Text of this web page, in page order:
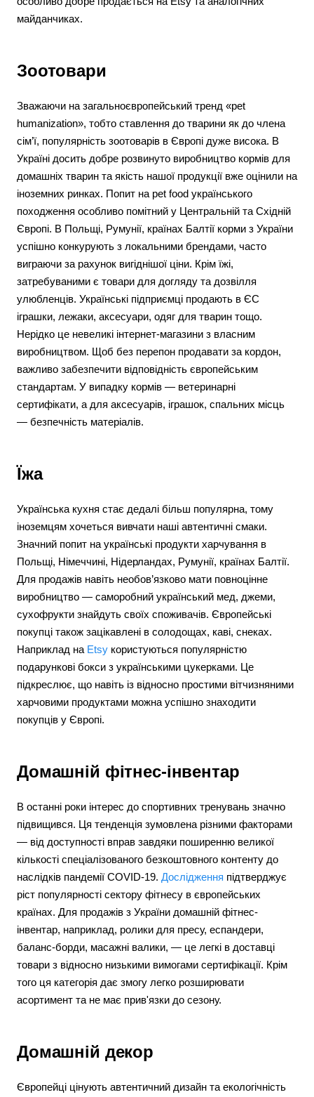
майданчиках.
Зоотовари
Зважаючи на загальноєвропейський тренд «pet
humanization», тобто ставлення до тварини як до члена
сім’ї, популярність зоотоварів в Європі дуже висока. В
Україні досить добре розвинуто виробництво кормів для
домашніх тварин та якість нашої продукції вже оцінили на
іноземних ринках. Попит на pet food українського
походження особливо помітний у Центральній та Східній
Європі. В Польщі, Румунії, країнах Балтії корми з України
успішно конкурують з локальними брендами, часто
виграючи за рахунок вигіднішої ціни. Крім їжі,
затребуваними є товари для догляду та дозвілля
улюбленців. Українські підприємці продають в ЄС
іграшки, лежаки, аксесуари, одяг для тварин тощо.
Нерідко це невеликі інтернет-магазини з власним
виробництвом. Щоб без перепон продавати за кордон,
важливо забезпечити відповідність європейським
стандартам. У випадку кормів — ветеринарні
сертифікати, а для аксесуарів, іграшок, спальних місць
— безпечність матеріалів.
Їжа
Українська кухня стає дедалі більш популярна, тому
іноземцям хочеться вивчати наші автентичні смаки.
Значний попит на українські продукти харчування в
Польщі, Німеччині, Нідерландах, Румунії, країнах Балтії.
Для продажів навіть необов’язково мати повноцінне
виробництво — саморобний український мед, джеми,
сухофрукти знайдуть своїх споживачів. Європейські
покупці також зацікавлені в солодощах, каві, снеках.
Наприклад на Etsy користуються популярністю
подарункові бокси з українськими цукерками. Це
підкреслює, що навіть із відносно простими вітчизняними
харчовими продуктами можна успішно знаходити
покупців у Європі.
Домашній фітнес-інвентар
В останні роки інтерес до спортивних тренувань значно
підвищився. Ця тенденція зумовлена різними факторами
— від доступності вправ завдяки поширенню великої
кількості спеціалізованого безкоштовного контенту до
наслідків пандемії COVID-19. Дослідження підтверджує
ріст популярності сектору фітнесу в європейських
країнах. Для продажів з України домашній фітнес-
інвентар, наприклад, ролики для пресу, еспандери,
баланс-борди, масажні валики, — це легкі в доставці
товари з відносно низькими вимогами сертифікації. Крім
того ця категорія дає змогу легко розширювати
асортимент та не має прив'язки до сезону.
Домашній декор
Європейці цінують автентичний дизайн та екологічність